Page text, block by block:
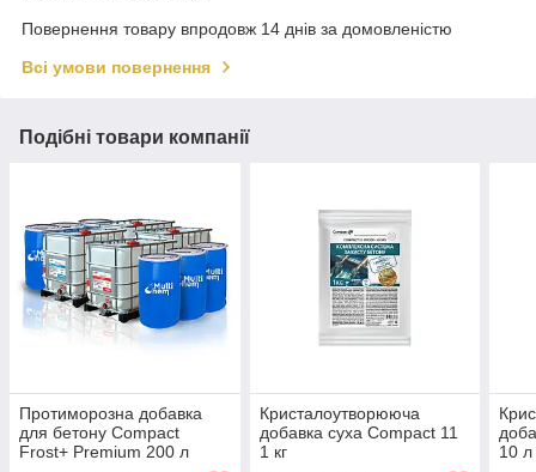
Повернення товару впродовж 14 днів за домовленістю
Всі умови повернення
Подібні товари компанії
Протиморозна добавка
для бетону Compact
Frost+ Premium 200 л
Кристалоутворююча
добавка суха Compact 11
1 кг
10 л